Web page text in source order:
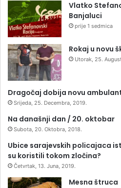
Vlatko
Banjaluci
prije 1 sedmica
Rokaj u novu
Utorak, 25.
Dragočaj dobija novu
Srijeda, 25. Decembra, 2019.
Na današnji dan / 20. oktobar
Subota, 20. Oktobra, 2018.
Ubice sarajevskih policajaca
su koristili tokom zločina?
Četvrtak, 13. Juna, 2019.
Mesna štruca